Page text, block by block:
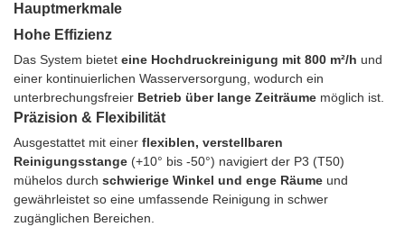
Hauptmerkmale
Hohe Effizienz
Das System bietet eine Hochdruckreinigung mit 800 m²/h und
einer kontinuierlichen Wasserversorgung, wodurch ein
unterbrechungsfreier Betrieb über lange Zeiträume möglich ist.
Präzision & Flexibilität
Ausgestattet mit einer flexiblen, verstellbaren
Reinigungsstange (+10° bis -50°) navigiert der P3 (T50)
mühelos durch schwierige Winkel und enge Räume und
gewährleistet so eine umfassende Reinigung in schwer
zugänglichen Bereichen.